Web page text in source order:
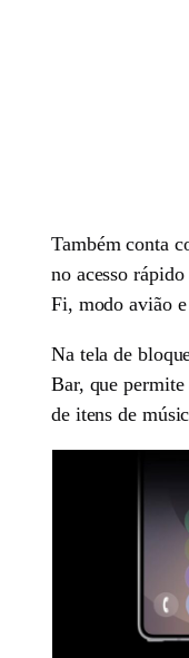
Também conta
no acesso
Fi, modo avião
Na tela de
Bar, que permite
de itens de